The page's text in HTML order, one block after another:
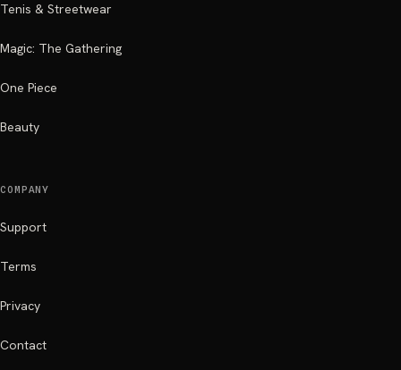
Tenis & Streetwear
Magic: The Gathering
One Piece
Beauty
COMPANY
Support
Terms
Privacy
Contact